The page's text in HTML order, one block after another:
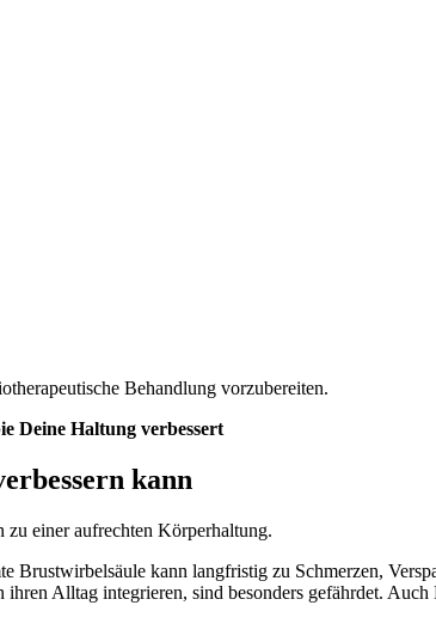
Deine Haltung verbessert
kann
kann langfristig zu Schmerzen,
Alltag integrieren, sind besonders gefährdet.